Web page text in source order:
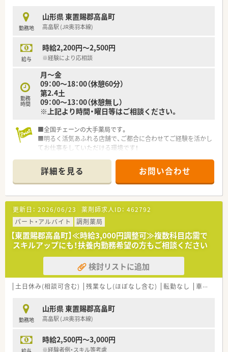
勤務地
山形県 東置賜郡高畠町
高畠駅 (JR奥羽本線)
給与
時給2,200円～2,500円
※経験により応相談
勤務
時間
月～金
09：00～18：00（休憩60分）
第2.4土
09：00～13：00（休憩無し）
※上記より時間・曜日等はご相談ください。
■全国チェーンの大手薬局です。
■明るく活気あふれる店舗で、ご都合に合わせてご経験を活かし
てお仕事をしていただける環境です！
すいです。
詳細を見る お問い合わせ
更新日： 2026/06/23 薬剤師求人ID： 462792
パート・アルバイト
調剤薬局
【東置賜郡高畠町】≪時給3,000円調整可≫複数科目応需で
スキルアップにも！扶養内勤務希望の方もご相談ください
検討リストに追加
土日休み(相談可含む) 残業なし(ほぼなし含む) 転勤なし 車通勤可
勤務地
山形県 東置賜郡高畠町
高畠駅 (JR奥羽本線)
時給2,500円～3,000円
※経験者例・スキル等考慮